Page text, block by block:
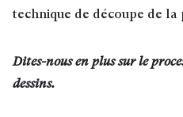
technique de découpe de la
Dites-nous en plus sur le
dessins.